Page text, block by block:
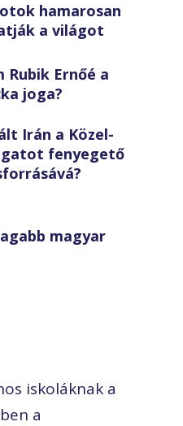
hamarosan
a világot
Rubik Ernőé a
joga?
Irán a Közel-
fenyegető
magyar
iskoláknak a
a